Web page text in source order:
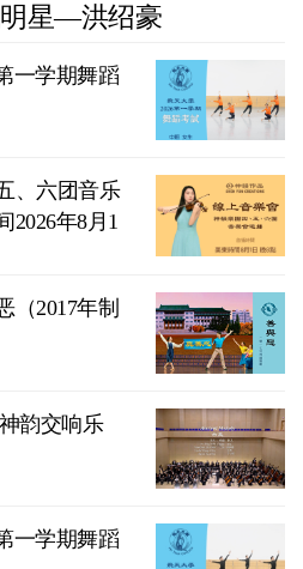
明星—洪绍豪
一学期舞蹈
、六团音乐
2026年8月1
（2017年制
韵交响乐
一学期舞蹈